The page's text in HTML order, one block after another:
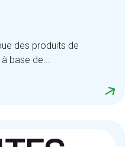
des produits de
base de...